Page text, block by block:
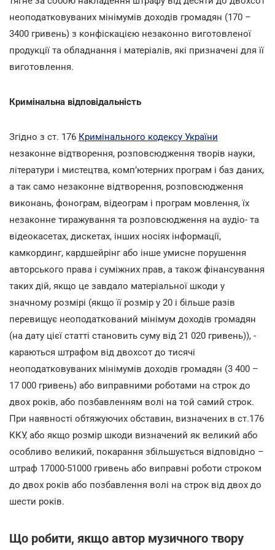
неоподатковуваних мінімумів доходів громадян (170 –
3400 гривень) з конфіскацією незаконно виготовленої
продукції та обладнання і матеріалів, які призначені для її
виготовлення.
Кримінальна відповідальність
Згідно з ст. 176 Кримінального кодексу України
незаконне відтворення, розповсюдження творів науки,
літератури і мистецтва, комп’ютерних програм і баз даних,
а так само незаконне відтворення, розповсюдження
виконань, фонограм, відеограм і програм мовлення, їх
незаконне тиражування та розповсюдження на аудіо- та
відеокасетах, дискетах, інших носіях інформації,
камкординг, кардшейрінг або інше умисне порушення
авторського права і суміжних прав, а також фінансування
таких дій, якщо це завдало матеріальної шкоди у
значному розмірі (якщо її розмір у 20 і більше разів
перевищує неоподаткований мінімум доходів громадян
(на дату цієї статті становить суму від 21 020 гривень)), -
караються штрафом від двохсот до тисячі
неоподатковуваних мінімумів доходів громадян (3 400 –
17 000 гривень) або виправними роботами на строк до
двох років, або позбавленням волі на той самий строк.
При наявності обтяжуючих обставин, визначених в ст.176
ККУ, або якщо розмір шкоди визначений як великий або
особливо великий, покарання збільшується відповідно –
штраф 17000-51000 гривень або виправні роботи строком
до двох років або позбавлення волі на строк від двох до
шести років.
Що робити, якщо автор музичного твору